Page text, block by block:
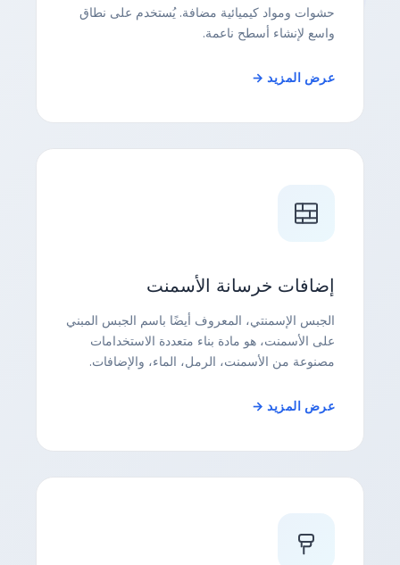
حشوات ومواد كيميائية مضافة. يُستخدم على نطاق
واسع لإنشاء أسطح ناعمة.
عرض المزيد →
إضافات خرسانة الأسمنت
الجبس الإسمنتي، المعروف أيضًا باسم الجبس المبني
على الأسمنت، هو مادة بناء متعددة الاستخدامات
مصنوعة من الأسمنت، الرمل، الماء، والإضافات.
عرض المزيد →